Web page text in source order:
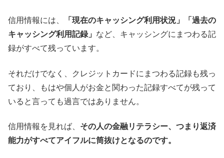
信用情報には、
「現在のキャッシング利用状況」「過去の
キャッシング利用記録」 など、キャッシングにまつわる記
録がすべて残っています。
それだけでなく、クレジットカードにまつわる記録も残っ
ており、もはや個人がお金と関わった記録すべてが残って
いると言っても過言ではありません。
信用情報を見れば、 その人の金融リテラシー、つまり返済
能力がすべてアイフルに筒抜けとなるのです。